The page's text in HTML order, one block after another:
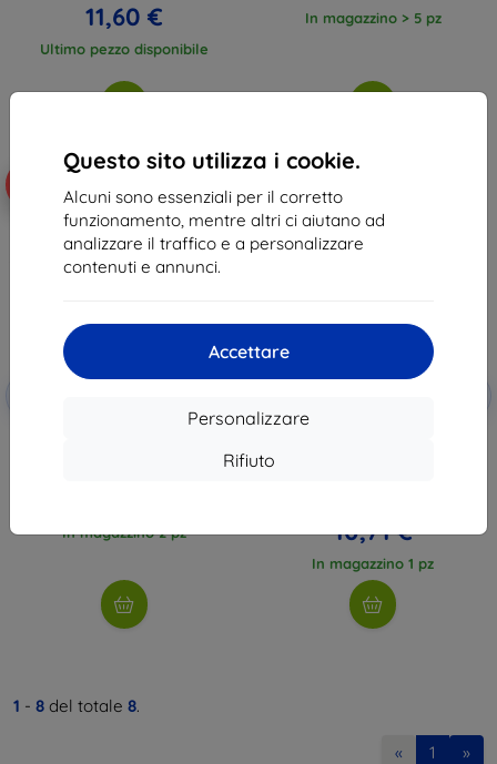
Questo sito utilizza i cookie.
Alcuni sono essenziali per il corretto
funzionamento, mentre altri ci aiutano ad
analizzare il traffico e a personalizzare
contenuti e annunci.
Accettare
Personalizzare
Rifiuto
11,60 €
Ultimo pezzo disponibile
In magazzino > 5 pz
In magazzino 2 pz
CAMSHIELD PRO Xiaomi Poco X7
10,71 €
In magazzino 1 pz
1 - 8 del totale 8.
« 1 »